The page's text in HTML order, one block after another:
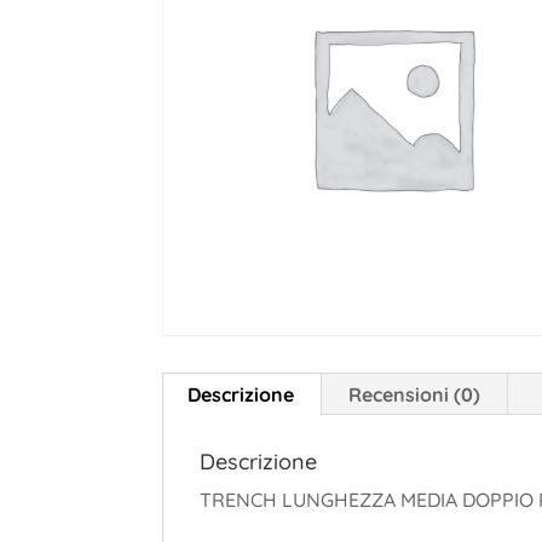
Descrizione Recensioni (0)
Descrizione
TRENCH LUNGHEZZA MEDIA DOPPIO